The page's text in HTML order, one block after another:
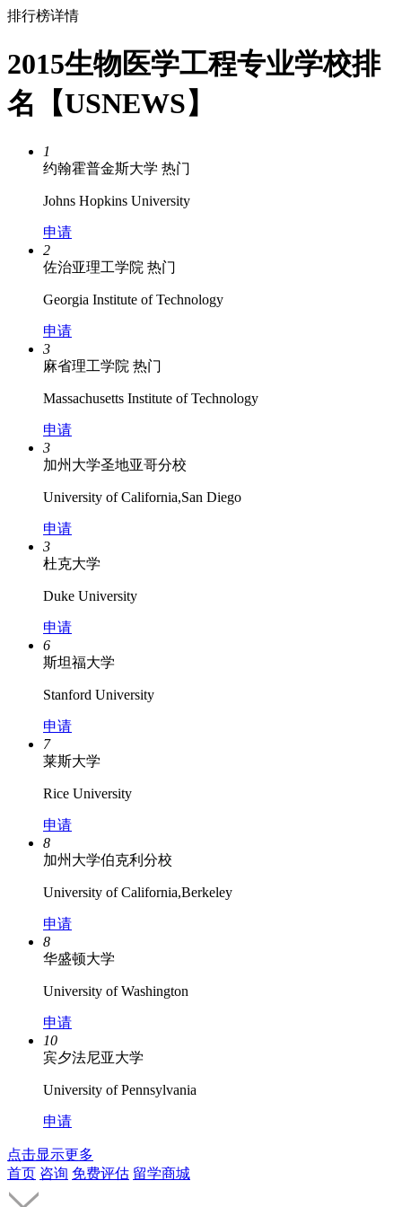
排行榜详情
2015生物医学工程专业学校排
名【USNEWS】
1
约翰霍普金斯大学 热门
Johns Hopkins University
申请
2
佐治亚理工学院 热门
Georgia Institute of Technology
申请
3
麻省理工学院 热门
Massachusetts Institute of Technology
申请
3
加州大学圣地亚哥分校
University of California,San Diego
申请
3
杜克大学
Duke University
申请
6
斯坦福大学
Stanford University
申请
7
莱斯大学
Rice University
申请
8
加州大学伯克利分校
University of California,Berkeley
申请
8
华盛顿大学
University of Washington
申请
10
宾夕法尼亚大学
University of Pennsylvania
申请
点击显示更多
首页 咨询 免费评估 留学商城